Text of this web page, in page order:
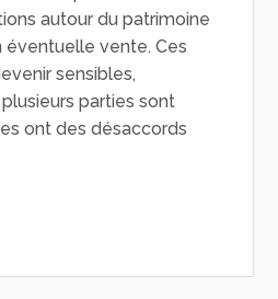
autour du patrimoine
vente. Ces
sensibles,
parties sont
ont des désaccords